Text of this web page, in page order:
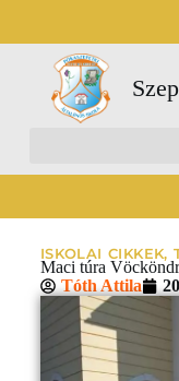
ISKOLAI CIKKEK,
Maci túra
Tóth Attila